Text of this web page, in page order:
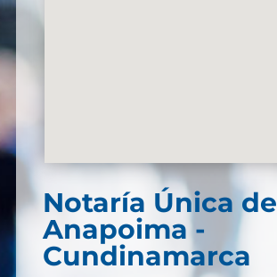
Notaría Única de
Anapoima -
Cundinamarca